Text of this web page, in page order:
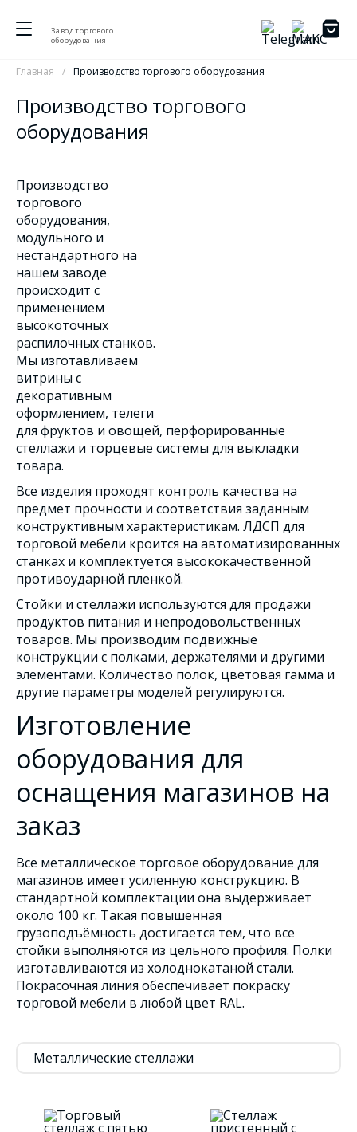
Завод торгового
оборудования
Главная Производство торгового оборудования
Производство торгового
оборудования
Производство
торгового
оборудования,
модульного и
нестандартного на
нашем заводе
происходит с
применением
высокоточных
распилочных станков.
Мы изготавливаем
витрины с
декоративным
оформлением, телеги
для фруктов и овощей, перфорированные
стеллажи и торцевые системы для выкладки
товара.
Все изделия проходят контроль качества на
предмет прочности и соответствия заданным
конструктивным характеристикам. ЛДСП для
торговой мебели кроится на автоматизированных
станках и комплектуется высококачественной
противоударной пленкой.
Стойки и стеллажи используются для продажи
продуктов питания и непродовольственных
товаров. Мы производим подвижные
конструкции с полками, держателями и другими
элементами. Количество полок, цветовая гамма и
другие параметры моделей регулируются.
Изготовление
оборудования для
оснащения магазинов на
заказ
Все металлическое торговое оборудование для
магазинов имеет усиленную конструкцию. В
стандартной комплектации она выдерживает
около 100 кг. Такая повышенная
грузоподъёмность достигается тем, что все
стойки выполняются из цельного профиля. Полки
изготавливаются из холоднокатаной стали.
Покрасочная линия обеспечивает покраску
торговой мебели в любой цвет RAL.
Металлические стеллажи